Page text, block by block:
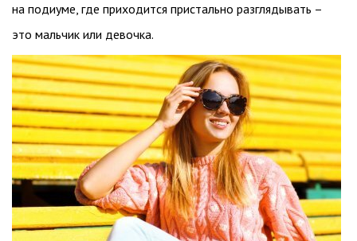
на подиуме, где приходится пристально разглядывать –
это мальчик или девочка.